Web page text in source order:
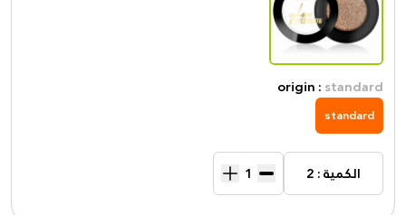
origin :standard
standard
الكمية : 2